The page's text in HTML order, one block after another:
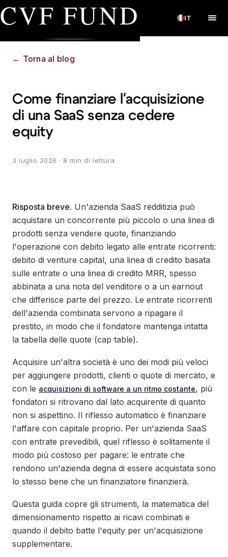
CVF FUND IT
← Torna al blog
Come finanziare l'acquisizione
di una SaaS senza cedere
equity
3 luglio 2026 · 8 min di lettura
Risposta breve. Un'azienda SaaS redditizia può
acquistare un concorrente più piccolo o una linea di
prodotti senza vendere quote, finanziando
l'operazione con debito legato alle entrate ricorrenti:
debito di venture capital, una linea di credito basata
sulle entrate o una linea di credito MRR, spesso
abbinata a una nota del venditore o a un earnout
che differisce parte del prezzo. Le entrate ricorrenti
dell'azienda combinata servono a ripagare il
prestito, in modo che il fondatore mantenga intatta
la tabella delle quote (cap table).
Acquisire un'altra società è uno dei modi più veloci
per aggiungere prodotti, clienti o quote di mercato, e
con le acquisizioni di software a un ritmo costante, più
fondatori si ritrovano dal lato acquirente di quanto
non si aspettino. Il riflesso automatico è finanziare
l'affare con capitale proprio. Per un'azienda SaaS
con entrate prevedibili, quel riflesso è solitamente il
modo più costoso per pagare: le entrate che
rendono un'azienda degna di essere acquistata sono
lo stesso bene che un finanziatore finanzierà.
Questa guida copre gli strumenti, la matematica del
dimensionamento rispetto ai ricavi combinati e
quando il debito batte l'equity per un'acquisizione
supplementare.